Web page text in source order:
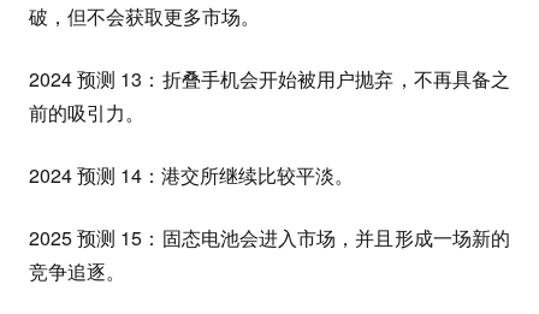
破，但不会获取更多市场。
2024 预测 13：折叠手机会开始被用户抛弃，不再具备之
前的吸引力。
2024 预测 14：港交所继续比较平淡。
2025 预测 15：固态电池会进入市场，并且形成一场新的
竞争追逐。